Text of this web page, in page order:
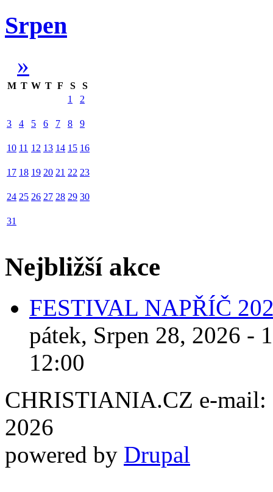
Srpen
»
M T W T F S
S
1
2
3 4 5 6 7 8 9
10 11 12 13 14 15 16
17 18 19 20 21 22 23
24 25 26 27 28 29 30
31
Nejbližší akce
FESTIVAL NAPŘÍČ
pátek, Srpen 28, 2026 -
12:00
CHRISTIANIA.CZ e-mail:
2026
powered by Drupal